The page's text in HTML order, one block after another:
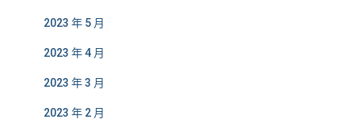
2023 年 5 月
2023 年 4 月
2023 年 3 月
2023 年 2 月